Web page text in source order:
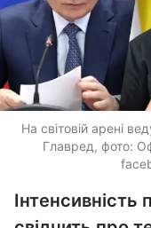
На світовій арені
Главред, фото:
Інтенсивність